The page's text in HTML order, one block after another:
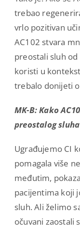
trebao
vrlo pozitivan
AC102 stvara
preostali sluh
koristi u
trebalo donijeti
MK-B: Kako
preostalog
Ugrađujemo CI
pomagala više
međutim,
pacijentima koji
sluh. Ali želimo
očuvani zaostali